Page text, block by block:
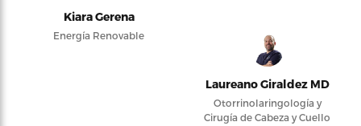
Kiara Gerena
Energía Renovable
Laureano Giraldez MD
Otorrinolaringología y
Cirugía de Cabeza y Cuello